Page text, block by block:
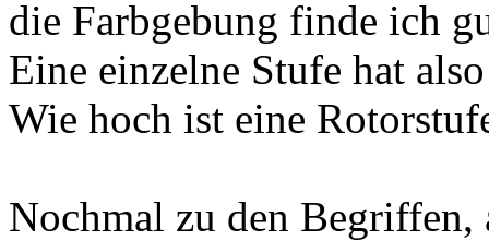
die Farbgebung finde ich
Eine einzelne Stufe hat
Wie hoch ist eine
Nochmal zu den